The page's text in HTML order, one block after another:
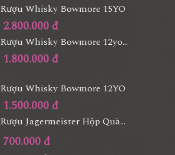
Rượu Whisky Bowmore 15YO
2.800.000 đ
Rượu Whisky Bowmore 12yo...
1.800.000 đ
Rượu Whisky Bowmore 12YO
1.500.000 đ
Rượu Jagermeister Hộp Quà...
700.000 đ